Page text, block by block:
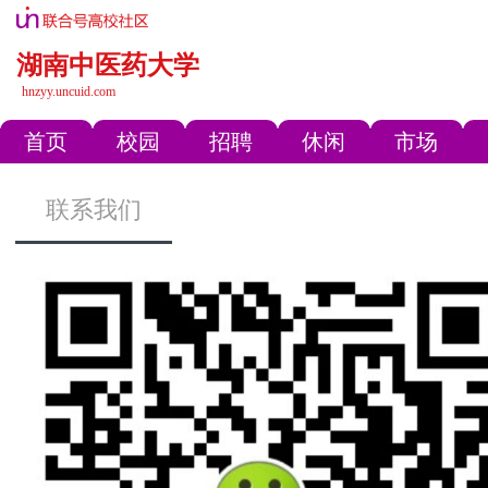
湖南中医药大学
hnzyy.uncuid.com
首页 校园 招聘 休闲 市场
联系我们